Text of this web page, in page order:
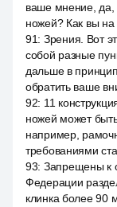
ваше мнение, да,
ножей? Как вы на
91: Зрения. Вот
собой разные
дальше в
обратить ваше
92: 11
ножей может
например,
требованиями
93: Запрещены к
Федерации
клинка более 90